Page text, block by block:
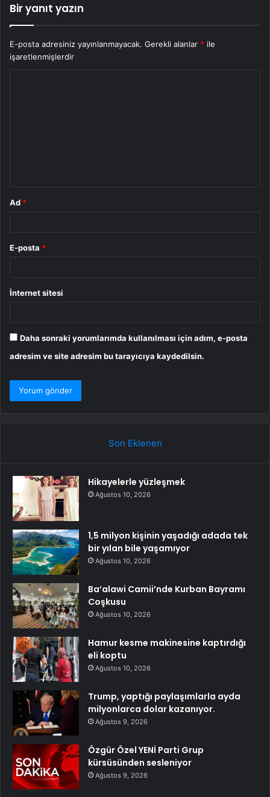
Bir yanıt yazın
E-posta adresiniz yayınlanmayacak. Gerekli alanlar * ile
işaretlenmişlerdir
Ad *
E-posta *
İnternet sitesi
Daha sonraki yorumlarımda kullanılması için adım, e-posta
adresim ve site adresim bu tarayıcıya kaydedilsin.
Son Eklenen
Hikayelerle yüzleşmek
Ağustos 10, 2026
1,5 milyon kişinin yaşadığı adada tek
bir yılan bile yaşamıyor
Ağustos 10, 2026
Ba’alawi Camii’nde Kurban Bayramı
Coşkusu
Ağustos 10, 2026
Hamur kesme makinesine kaptırdığı
eli koptu
Ağustos 10, 2026
Trump, yaptığı paylaşımlarla ayda
milyonlarca dolar kazanıyor.
Ağustos 9, 2026
Özgür Özel YENİ Parti Grup
kürsüsünden sesleniyor
Ağustos 9, 2026